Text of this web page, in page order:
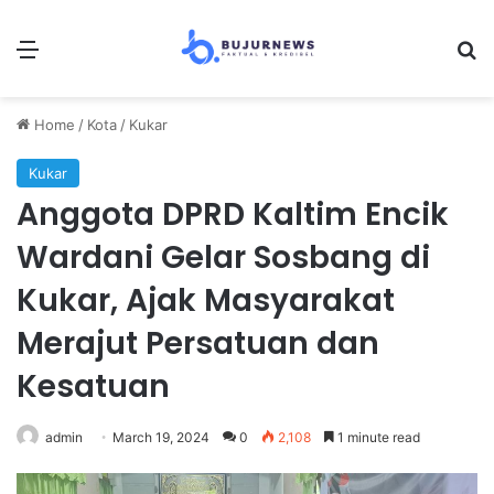
Menu
Home / Kota / Kukar
Kukar
Anggota DPRD Kaltim Encik
Wardani Gelar Sosbang di
Kukar, Ajak Masyarakat
Merajut Persatuan dan
Kesatuan
admin March 19, 2024 0 2,108 1 minute read